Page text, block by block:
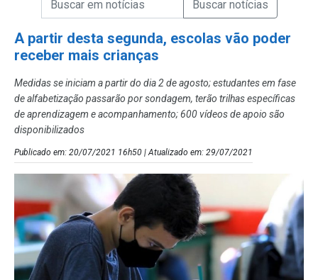
A partir desta segunda, escolas vão poder
receber mais crianças
Medidas se iniciam a partir do dia 2 de agosto; estudantes em fase
de alfabetização passarão por sondagem, terão trilhas específicas
de aprendizagem e acompanhamento; 600 vídeos de apoio são
disponibilizados
Publicado em: 20/07/2021 16h50 | Atualizado em: 29/07/2021